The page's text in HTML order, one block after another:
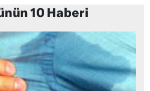
10 Haberi